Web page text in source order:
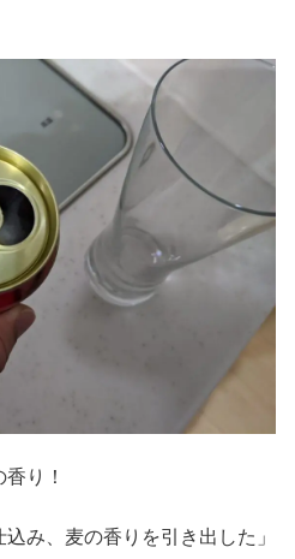
り！
み、麦の香りを引き出した」